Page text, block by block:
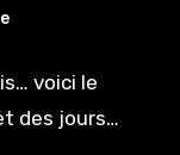
voici le
des jours…